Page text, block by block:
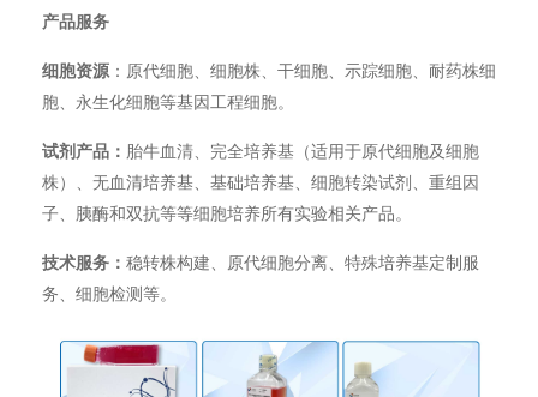
产品服务
细胞资源 ：原代细胞、细胞株、干细胞、示踪细胞、耐药株细
胞、永生化细胞等基因工程细胞。
试剂产品： 胎牛血清、完全培养基（适用于原代细胞及细胞
株）、无血清培养基、基础培养基、细胞转染试剂、重组因
子、胰酶和双抗等等细胞培养所有实验相关产品。
技术服务： 稳转株构建、原代细胞分离、特殊培养基定制服
务、细胞检测等。